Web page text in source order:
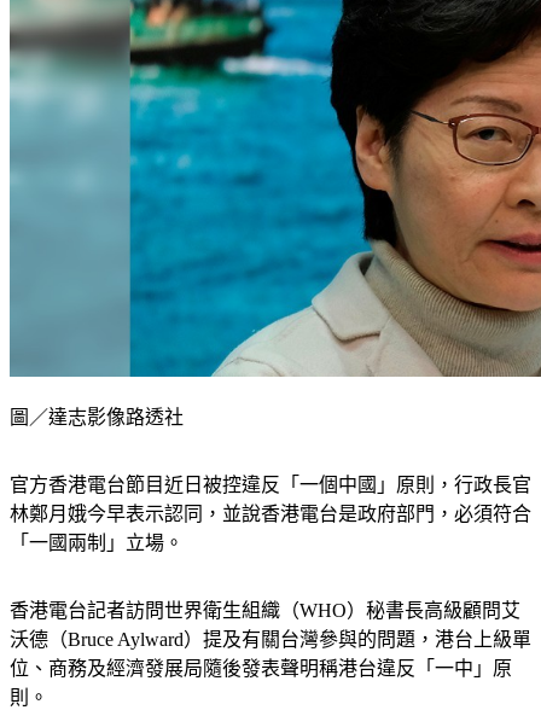
圖／達志影像路透社
官方香港電台節目近日被控違反「一個中國」原則，行政長官
林鄭月娥今早表示認同，並說香港電台是政府部門，必須符合
「一國兩制」立場。
香港電台記者訪問世界衛生組織（WHO）秘書長高級顧問艾
沃德（Bruce Aylward）提及有關台灣參與的問題，港台上級單
位、商務及經濟發展局隨後發表聲明稱港台違反「一中」原
則。